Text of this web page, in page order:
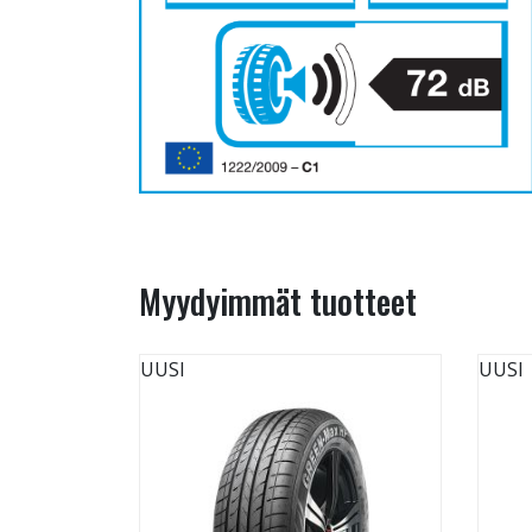
Myydyimmät tuotteet
UUSI UUSI